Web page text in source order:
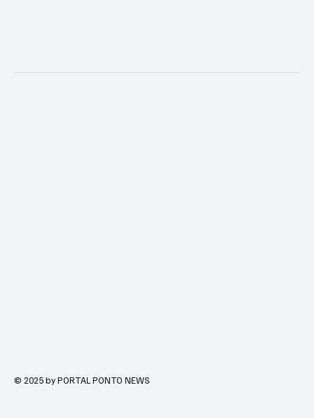
© 2025 by PORTAL PONTO NEWS